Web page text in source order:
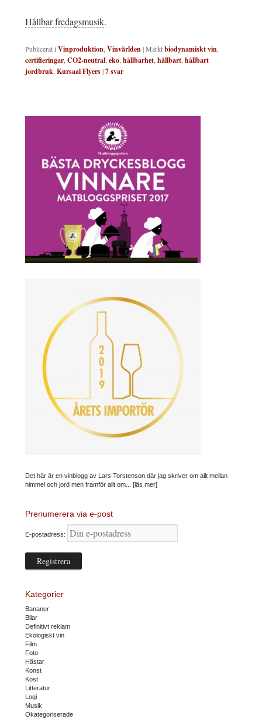
Hållbar fredagsmusik.
Publicerat i Vinproduktion Vinvärlden|Märktbiodynamiskt vin
certifieringar CO2-neutral eko hållbarhet hållbart hållbart
jordbruk Kursaal Flyers|7svar
Det här är en vinblogg av Lars Torstenson där jag skriver om allt mellan
himmel och jord men framför allt om... [läs mer]
Prenumerera via e-post
E-postadress:
Kategorier
Bananer
Bilar
Definitivt reklam
Ekologiskt vin
Film
Foto
Hästar
Konst
Kost
Litteratur
Logi
Musik
Okategoriserade